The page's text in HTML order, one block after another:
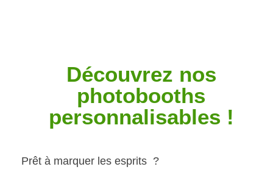
Découvrez nos
photobooths
personnalisables !
Prêt à marquer les esprits ?